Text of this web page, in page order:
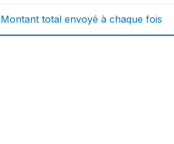
Montant total envoyé à chaque fois